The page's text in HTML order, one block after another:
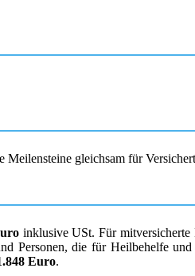
gleichsam für
inklusive USt. Für
Personen, die für Heilbehelfe
Euro.